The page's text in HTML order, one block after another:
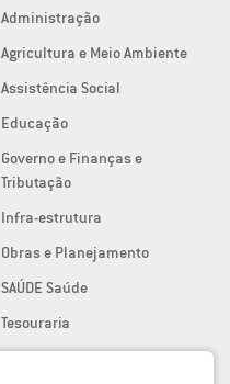
Administração
Agricultura e Meio Ambiente
Assistência Social
Educação
Governo e Finanças e
Tributação
Infra-estrutura
Obras e Planejamento
SAÚDE Saúde
Tesouraria